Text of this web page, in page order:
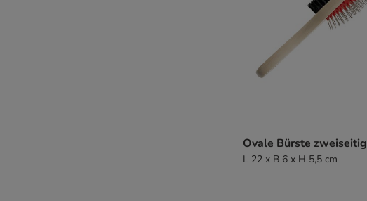
Ovale Bürste zweiseitig
L 22 x B 6 x H 5,5 cm